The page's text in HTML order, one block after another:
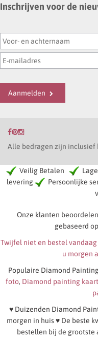
Inschrijven voor de
Aanmelden
Alle bedragen zijn inclusief
Veilig Betalen
levering
Persoonlijke
Onze klanten
gebaseerd
Twijfel niet en bestel
u morgen
Populaire Diamond
foto, Diamond painting
♥ Duizenden Diamond
morgen in huis ♥ De beste
bestellen bij de grootste